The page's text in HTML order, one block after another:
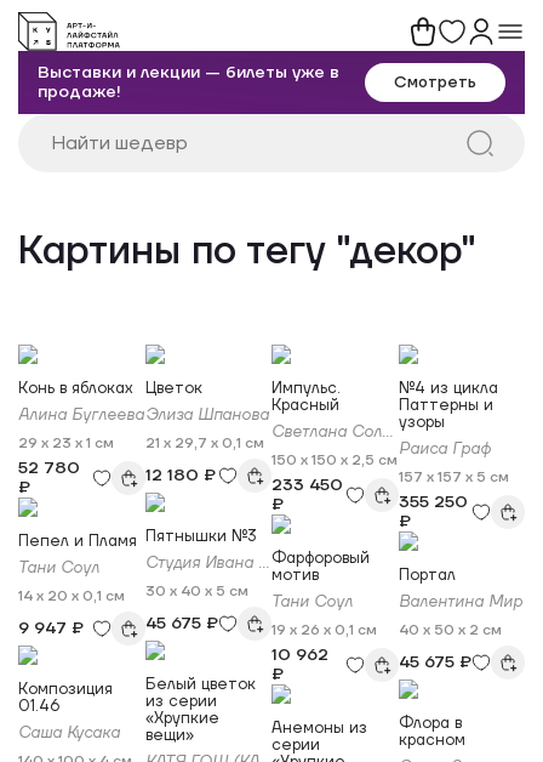
Выставки и лекции — билеты уже в
продаже!
Смотреть
Картины по тегу "декор"
Конь в яблоках
Алина Буглеева
29 x 23 x 1 см
52 780
₽
Пепел и Пламя
Тани Соул
14 x 20 x 0,1 см
9 947 ₽
Композиция
01.46
Саша Кусака
Цветок
Элиза Шпанова
21 x 29,7 x 0,1 см
12 180 ₽
Пятнышки №3
Студия Ивана Глазкова
30 x 40 x 5 см
45 675 ₽
Белый цветок
из серии
«Хрупкие
вещи»
Импульс.
Красный
Светлана Соловьева
150 x 150 x 2,5 см
233 450
₽
Фарфоровый
мотив
Тани Соул
19 x 26 x 0,1 см
10 962
₽
Анемоны из
серии
№4 из цикла
Паттерны и
узоры
Раиса Граф
157 x 157 x 5 см
355 250
₽
Портал
Валентина Мир
40 x 50 x 2 см
45 675 ₽
Флора в
красном